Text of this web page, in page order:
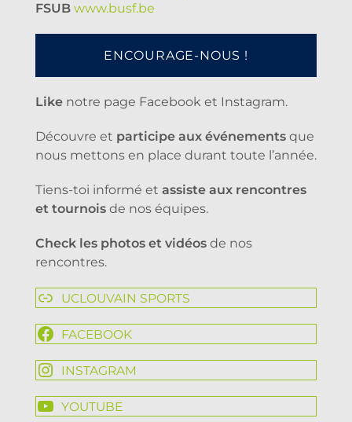
FSUB www.busf.be
ENCOURAGE-NOUS !
Like notre page Facebook et Instagram.
Découvre et participe aux événements que
nous mettons en place durant toute l’année.
Tiens-toi informé et assiste aux rencontres
et tournois de nos équipes.
Check les photos et vidéos de nos
rencontres.
UCLOUVAIN SPORTS
FACEBOOK
INSTAGRAM
YOUTUBE